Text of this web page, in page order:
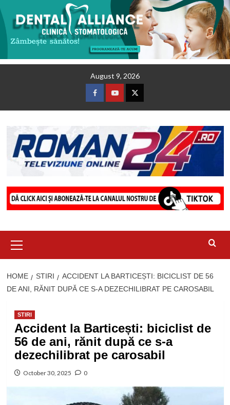
August 9, 2026
FacebookYoutubeTwitter
Menu
HOME STIRI
ACCIDENT LA BARTICEȘTI: BICICLIST DE 56
DE ANI, RĂNIT DUPĂ CE S-A DEZECHILIBRAT PE CAROSABIL
STIRI
Accident la Barticești: biciclist de
56 de ani, rănit după ce s-a
dezechilibrat pe carosabil
October 30, 2025 0